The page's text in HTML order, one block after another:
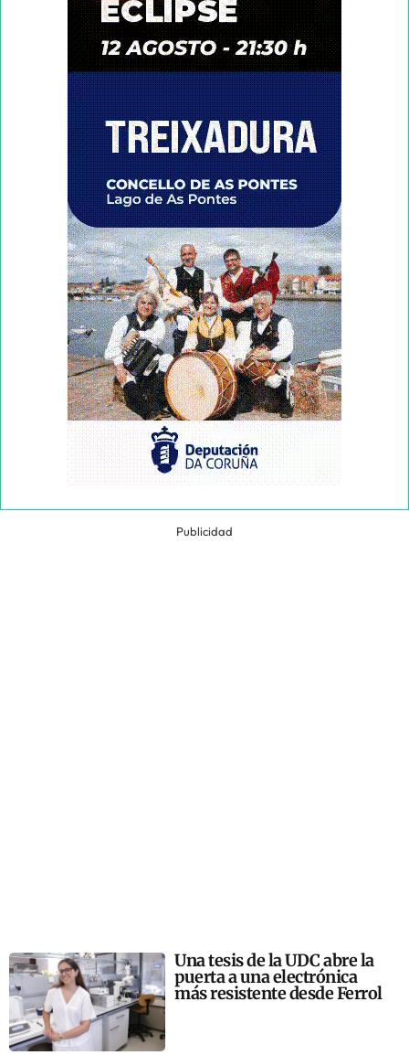
Publicidad
Una tesis de la UDC abre la
puerta a una electrónica
más resistente desde Ferrol